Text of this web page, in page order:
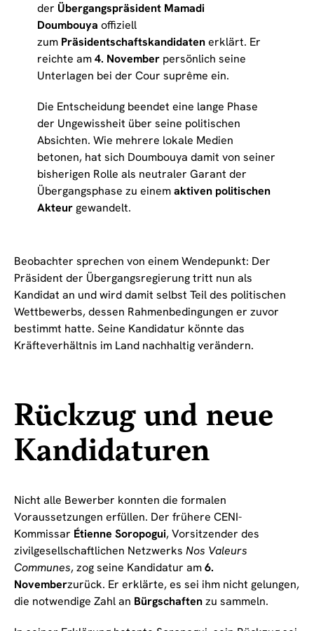
der Übergangspräsident Mamadi
Doumbouya offiziell
zum Präsidentschaftskandidatenerklärt. Er
reichte am4. Novemberpersönlich seine
Unterlagen bei der Cour suprême ein.
Die Entscheidung beendet eine lange Phase
der Ungewissheit über seine politischen
Absichten. Wie mehrere lokale Medien
betonen, hat sich Doumbouya damit von seiner
bisherigen Rolle als neutraler Garant der
Übergangsphase zu einemaktiven politischen
Akteurgewandelt.
Beobachter sprechen von einem Wendepunkt: Der
Präsident der Übergangsregierung tritt nun als
Kandidat an und wird damit selbst Teil des politischen
Wettbewerbs, dessen Rahmenbedingungen er zuvor
bestimmt hatte. Seine Kandidatur könnte das
Kräfteverhältnis im Land nachhaltig verändern.
Rückzug und neue
Kandidaturen
Nicht alle Bewerber konnten die formalen
Voraussetzungen erfüllen. Der frühere CENI-
Kommissar Étienne Soropogui, Vorsitzender des
zivilgesellschaftlichen Netzwerks Nos Valeurs
Communes, zog seine Kandidatur am6.
Novemberzurück. Er erklärte, es sei ihm nicht gelungen,
die notwendige Zahl an Bürgschaftenzu sammeln.